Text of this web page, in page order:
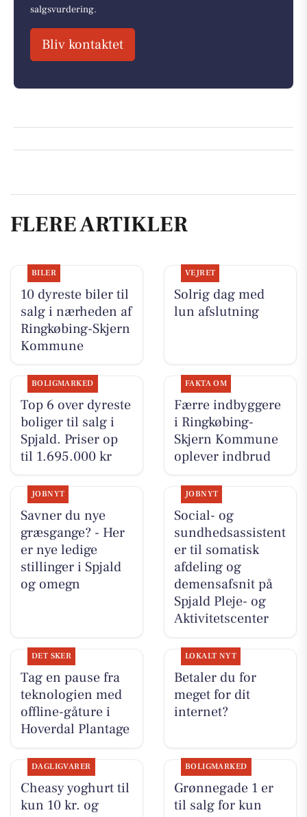
salgsvurdering.
Bliv kontaktet
FLERE ARTIKLER
BILER
10 dyreste biler til
salg i nærheden af
Ringkøbing-Skjern
Kommune
VEJRET
Solrig dag med
lun afslutning
BOLIGMARKED
Top 6 over dyreste
boliger til salg i
Spjald. Priser op
til 1.695.000 kr
FAKTA OM
Færre indbyggere
i Ringkøbing-
Skjern Kommune
oplever indbrud
JOBNYT
Savner du nye
græsgange? - Her
er nye ledige
stillinger i Spjald
og omegn
JOBNYT
Social- og
sundhedsassistent
er til somatisk
afdeling og
demensafsnit på
Spjald Pleje- og
Aktivitetscenter
DET SKER
Tag en pause fra
teknologien med
offline-gåture i
Hoverdal Plantage
LOKALT NYT
Betaler du for
meget for dit
internet?
DAGLIGVARER
Cheasy yoghurt til
kun 10 kr. og
BOLIGMARKED
Grønnegade 1 er
til salg for kun